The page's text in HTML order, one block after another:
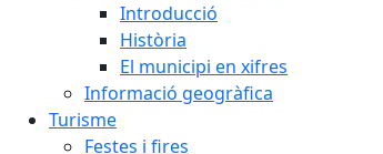
Introducció
Història
El municipi en xifres
Informació geogràfica
Turisme
Festes i fires